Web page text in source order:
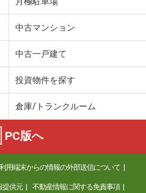
中古マンション
中古一戸建て
投資物件を探す
倉庫/トランクルーム
PC版へ
用端末からの情報の外部送信について
提供元 不動産情報に関する免責事項